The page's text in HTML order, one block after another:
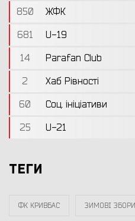
850
ЖФК
681
U-19
14
Parafan Club
2
Хаб Рівності
60
Соц. ініціативи
25
U-21
ТЕГИ
ФК КРИВБАС ЗИМОВІ ЗБОРИ